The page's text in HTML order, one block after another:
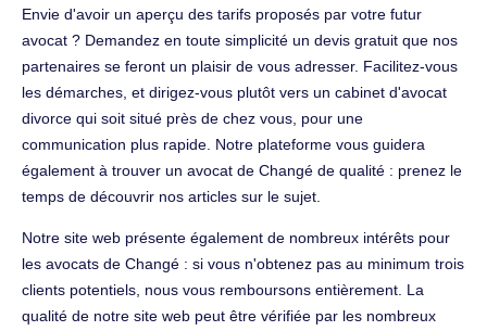
Envie d'avoir un aperçu des tarifs proposés par votre futur
avocat ? Demandez en toute simplicité un devis gratuit que nos
partenaires se feront un plaisir de vous adresser. Facilitez-vous
les démarches, et dirigez-vous plutôt vers un cabinet d'avocat
divorce qui soit situé près de chez vous, pour une
communication plus rapide. Notre plateforme vous guidera
également à trouver un avocat de Changé de qualité : prenez le
temps de découvrir nos articles sur le sujet.
Notre site web présente également de nombreux intérêts pour
les avocats de Changé : si vous n'obtenez pas au minimum trois
clients potentiels, nous vous remboursons entièrement. La
qualité de notre site web peut être vérifiée par les nombreux